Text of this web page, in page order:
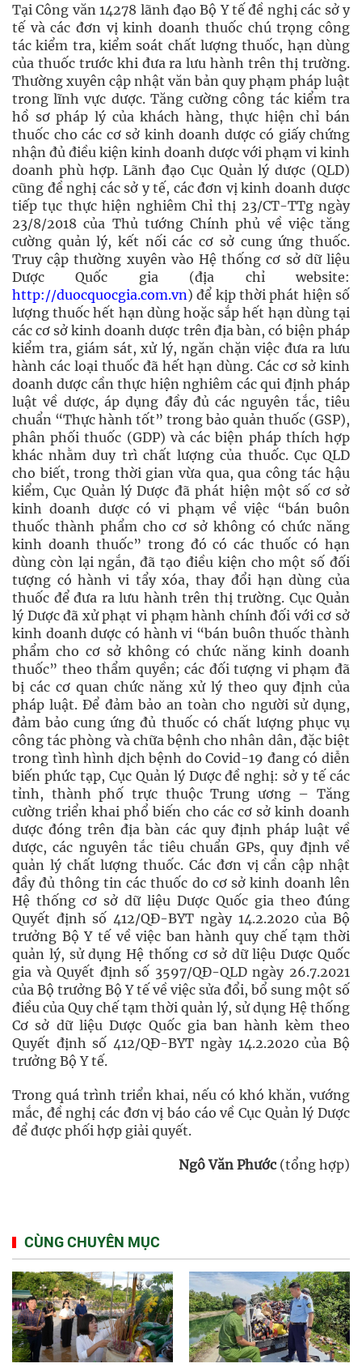
Tại Công văn 14278 lãnh đạo Bộ Y tế đề nghị các sở y
tế và các đơn vị kinh doanh thuốc chú trọng công
tác kiểm tra, kiểm soát chất lượng thuốc, hạn dùng
của thuốc trước khi đưa ra lưu hành trên thị trường.
Thường xuyên cập nhật văn bản quy phạm pháp luật
trong lĩnh vực dược. Tăng cường công tác kiểm tra
hồ sơ pháp lý của khách hàng, thực hiện chỉ bán
thuốc cho các cơ sở kinh doanh dược có giấy chứng
nhận đủ điều kiện kinh doanh dược với phạm vi kinh
doanh phù hợp. Lãnh đạo Cục Quản lý dược (QLD)
cũng đề nghị các sở y tế, các đơn vị kinh doanh dược
tiếp tục thực hiện nghiêm Chỉ thị 23/CT-TTg ngày
23/8/2018 của Thủ tướng Chính phủ về việc tăng
cường quản lý, kết nối các cơ sở cung ứng thuốc.
Truy cập thường xuyên vào Hệ thống cơ sở dữ liệu
Dược Quốc gia (địa chỉ website:
http://duocquocgia.com.vn) để kịp thời phát hiện số
lượng thuốc hết hạn dùng hoặc sắp hết hạn dùng tại
các cơ sở kinh doanh dược trên địa bàn, có biện pháp
kiểm tra, giám sát, xử lý, ngăn chặn việc đưa ra lưu
hành các loại thuốc đã hết hạn dùng. Các cơ sở kinh
doanh dược cần thực hiện nghiêm các qui định pháp
luật về dược, áp dụng đầy đủ các nguyên tắc, tiêu
chuẩn “Thực hành tốt” trong bảo quản thuốc (GSP),
phân phối thuốc (GDP) và các biện pháp thích hợp
khác nhằm duy trì chất lượng của thuốc. Cục QLD
cho biết, trong thời gian vừa qua, qua công tác hậu
kiểm, Cục Quản lý Dược đã phát hiện một số cơ sở
kinh doanh dược có vi phạm về việc “bán buôn
thuốc thành phẩm cho cơ sở không có chức năng
kinh doanh thuốc” trong đó có các thuốc có hạn
dùng còn lại ngắn, đã tạo điều kiện cho một số đối
tượng có hành vi tẩy xóa, thay đổi hạn dùng của
thuốc để đưa ra lưu hành trên thị trường. Cục Quản
lý Dược đã xử phạt vi phạm hành chính đối với cơ sở
kinh doanh dược có hành vi “bán buôn thuốc thành
phẩm cho cơ sở không có chức năng kinh doanh
thuốc” theo thẩm quyền; các đối tượng vi phạm đã
bị các cơ quan chức năng xử lý theo quy định của
pháp luật. Để đảm bảo an toàn cho người sử dụng,
đảm bảo cung ứng đủ thuốc có chất lượng phục vụ
công tác phòng và chữa bệnh cho nhân dân, đặc biệt
trong tình hình dịch bệnh do Covid-19 đang có diễn
biến phức tạp, Cục Quản lý Dược đề nghị: sở y tế các
tỉnh, thành phố trực thuộc Trung ương – Tăng
cường triển khai phổ biến cho các cơ sở kinh doanh
dược đóng trên địa bàn các quy định pháp luật về
dược, các nguyên tắc tiêu chuẩn GPs, quy định về
quản lý chất lượng thuốc. Các đơn vị cần cập nhật
đầy đủ thông tin các thuốc do cơ sở kinh doanh lên
Hệ thống cơ sở dữ liệu Dược Quốc gia theo đúng
Quyết định số 412/QĐ-BYT ngày 14.2.2020 của Bộ
trưởng Bộ Y tế về việc ban hành quy chế tạm thời
quản lý, sử dụng Hệ thống cơ sở dữ liệu Dược Quốc
gia và Quyết định số 3597/QĐ-QLD ngày 26.7.2021
của Bộ trưởng Bộ Y tế về việc sửa đổi, bổ sung một số
điều của Quy chế tạm thời quản lý, sử dụng Hệ thống
Cơ sở dữ liệu Dược Quốc gia ban hành kèm theo
Quyết định số 412/QĐ-BYT ngày 14.2.2020 của Bộ
trưởng Bộ Y tế.
Trong quá trình triển khai, nếu có khó khăn, vướng
mắc, đề nghị các đơn vị báo cáo về Cục Quản lý Dược
để được phối hợp giải quyết.
Ngô Văn Phước (tổng hợp)
CÙNG CHUYÊN MỤC